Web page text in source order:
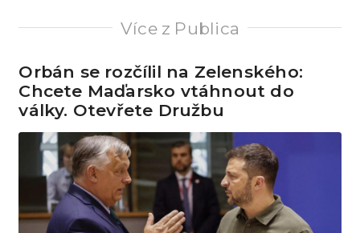
Více z Publica
Orbán se rozčílil na Zelenského:
Chcete Maďarsko vtáhnout do
války. Otevřete Družbu